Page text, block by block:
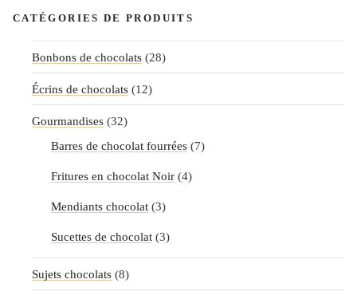
CATÉGORIES DE PRODUITS
Bonbons de chocolats (28)
Écrins de chocolats (12)
Gourmandises (32)
Barres de chocolat fourrées (7)
Fritures en chocolat Noir (4)
Mendiants chocolat (3)
Sucettes de chocolat (3)
Sujets chocolats (8)